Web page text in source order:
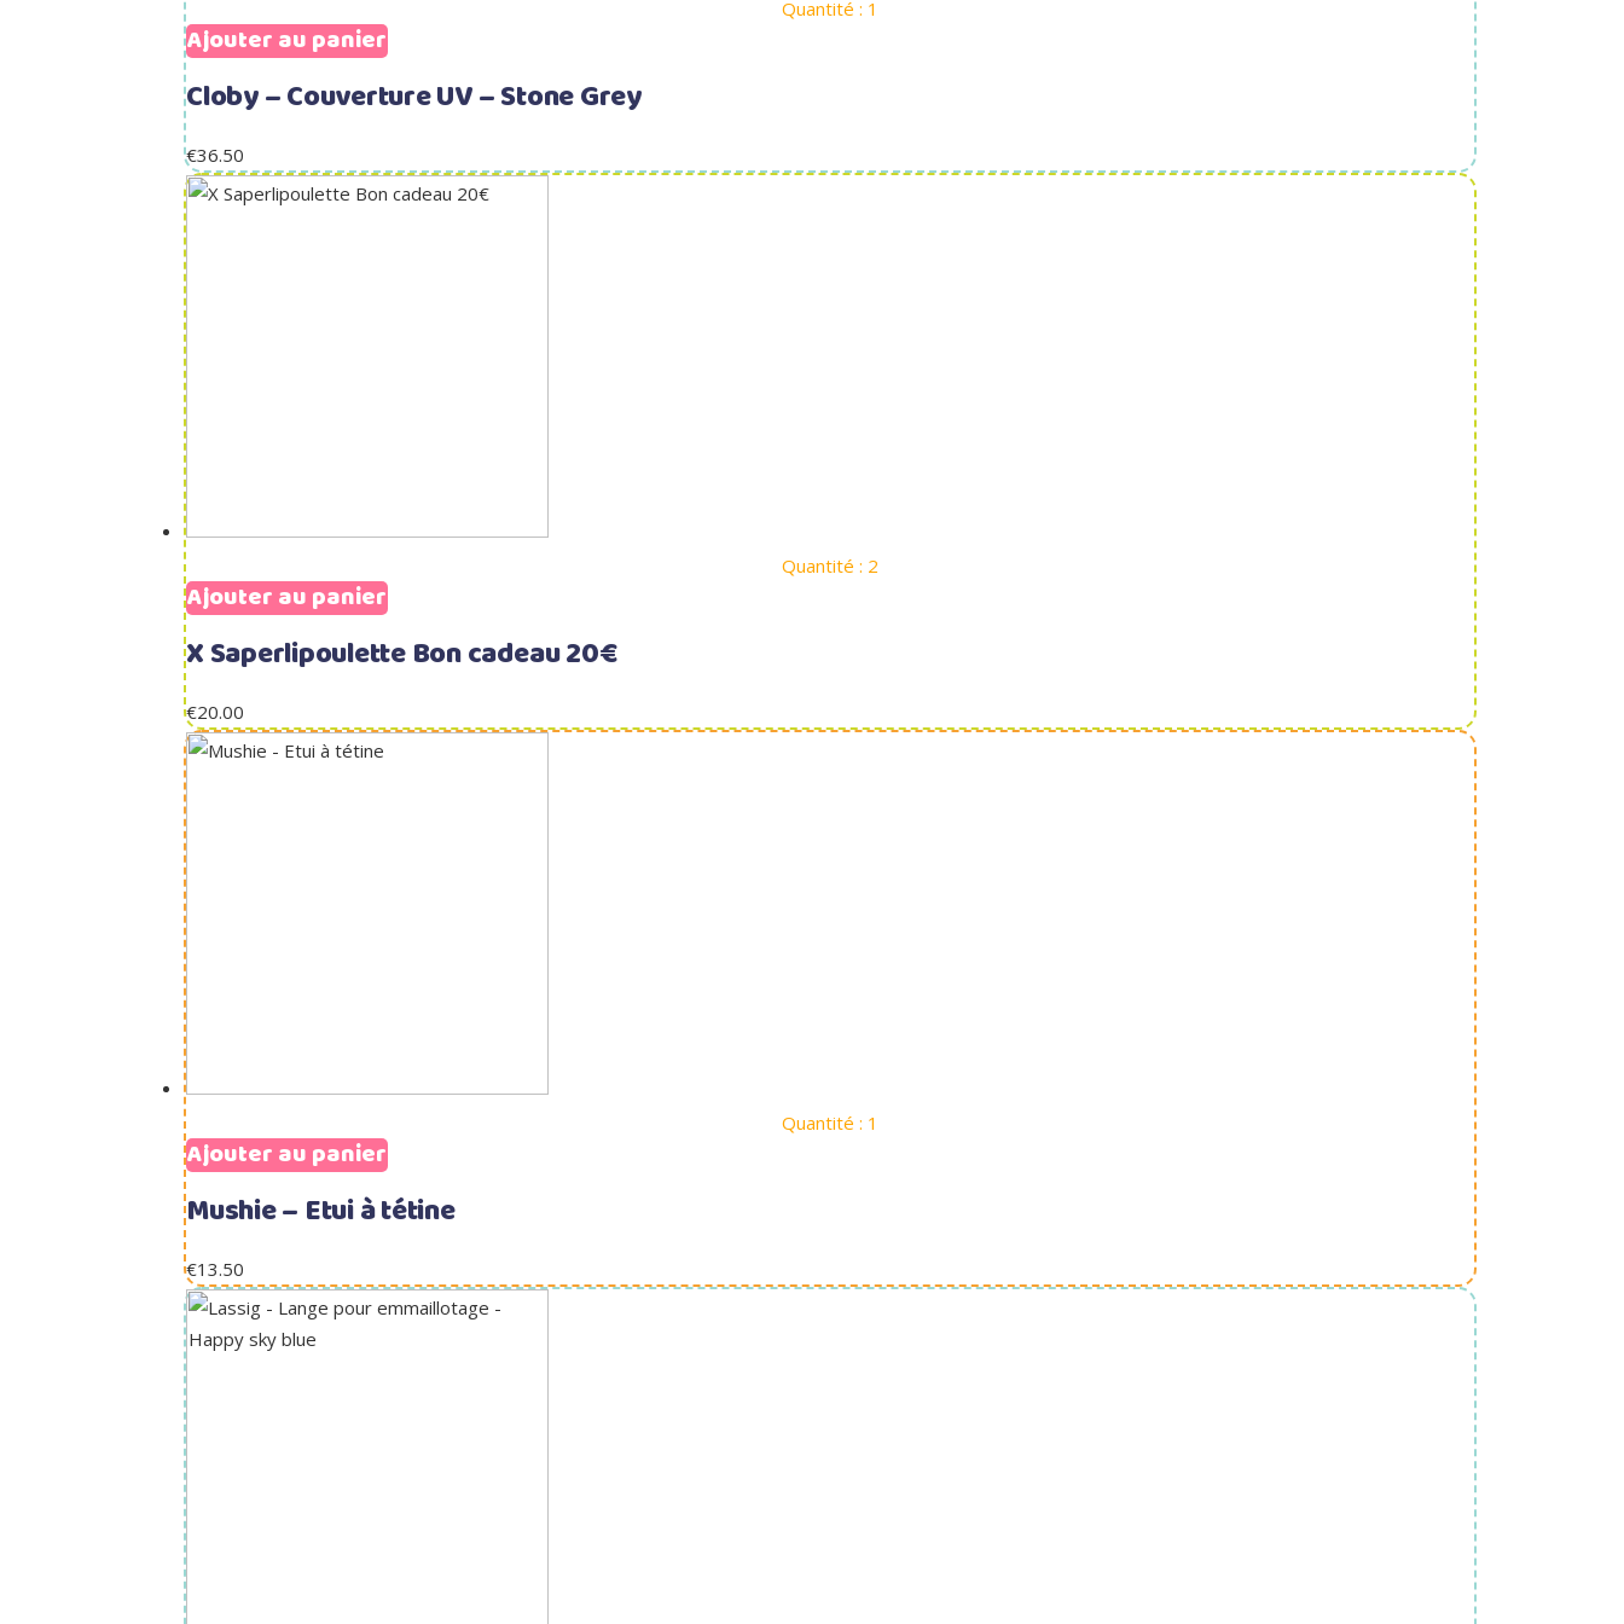
Quantité : 1
Ajouter au panier
Cloby – Couverture UV – Stone Grey
€36.50
Quantité : 2
Ajouter au panier
X Saperlipoulette Bon cadeau 20€
€20.00
Quantité : 1
Ajouter au panier
Mushie – Etui à tétine
€13.50